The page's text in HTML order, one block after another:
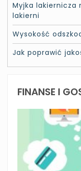
Myjka lakiernicza
lakierni
Wysokość
Jak poprawić
FINANSE I